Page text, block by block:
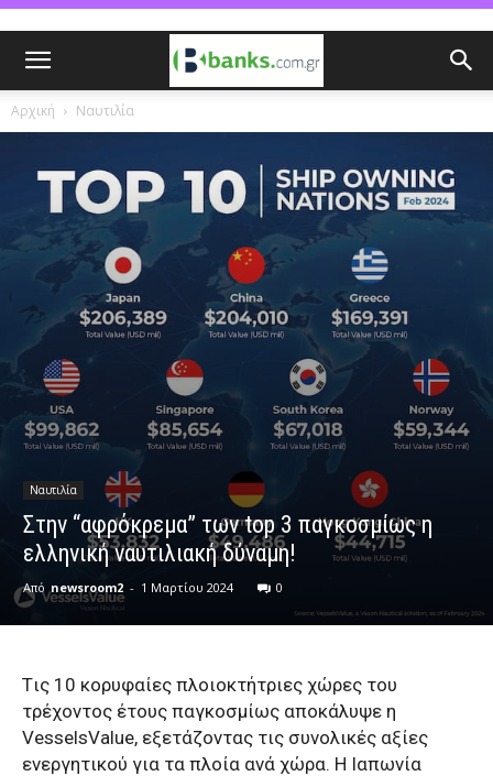
Αρχική Ναυτιλία
Ναυτιλία
Στην “αφρόκρεμα” των top 3 παγκοσμίως η
ελληνική ναυτιλιακή δύναμη!
Από newsroom2 - 1 Μαρτίου 2024 0
Tις 10 κορυφαίες πλοιοκτήτριες χώρες του
τρέχοντος έτους παγκοσμίως αποκάλυψε η
VesselsValue, εξετάζοντας τις συνολικές αξίες
ενεργητικού για τα πλοία ανά χώρα. Η Ιαπωνία